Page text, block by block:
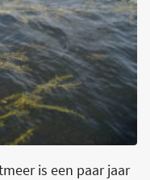
is een paar jaar